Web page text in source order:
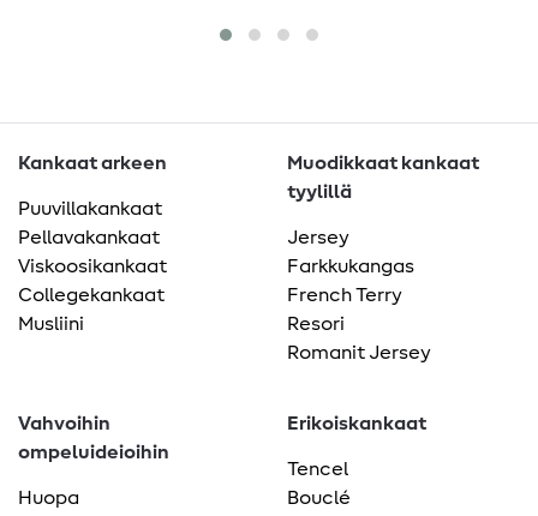
Kankaat arkeen
Puuvillakankaat
Pellavakankaat
Viskoosikankaat
Collegekankaat
Musliini
Muodikkaat kankaat
tyylillä
Jersey
Farkkukangas
French Terry
Resori
Romanit Jersey
Vahvoihin
ompeluideioihin
Huopa
Erikoiskankaat
Tencel
Bouclé